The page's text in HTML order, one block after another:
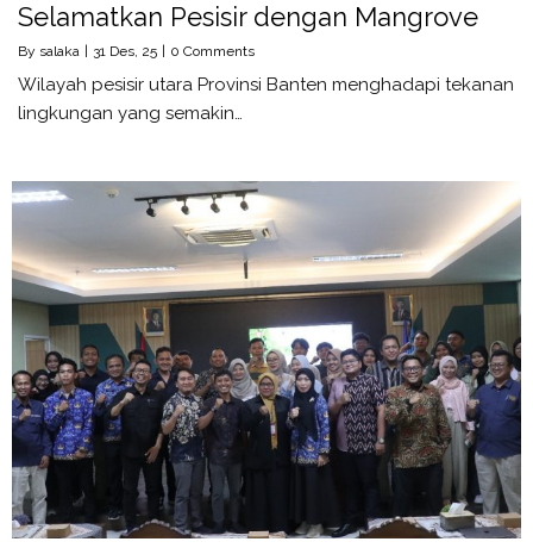
Selamatkan Pesisir dengan Mangrove
By salaka 31 Des, 25 0 Comments
Wilayah pesisir utara Provinsi Banten menghadapi tekanan
lingkungan yang semakin…